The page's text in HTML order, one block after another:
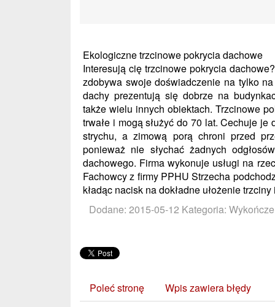
Ekologiczne trzcinowe pokrycia dachowe
Interesują cię trzcinowe pokrycia
zdobywa swoje doświadczenie na tylko
dachy prezentują się dobrze na
także wielu innych obiektach. Trzcinowe
trwałe i mogą służyć do 70 lat. Cechuje
strychu, a zimową porą chroni przed
ponieważ nie słychać żadnych
dachowego. Firma wykonuje usługi na
Fachowcy z firmy PPHU Strzecha
kładąc nacisk na dokładne ułożenie
Dodane: 2015-05-12 Kategoria:
Poleć stronę Wpis zawiera błędy